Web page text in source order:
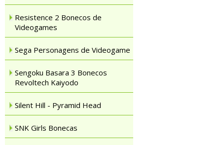
Resistence 2 Bonecos de
Videogames
Sega Personagens de Videogame
Sengoku Basara 3 Bonecos
Revoltech Kaiyodo
Silent Hill - Pyramid Head
SNK Girls Bonecas